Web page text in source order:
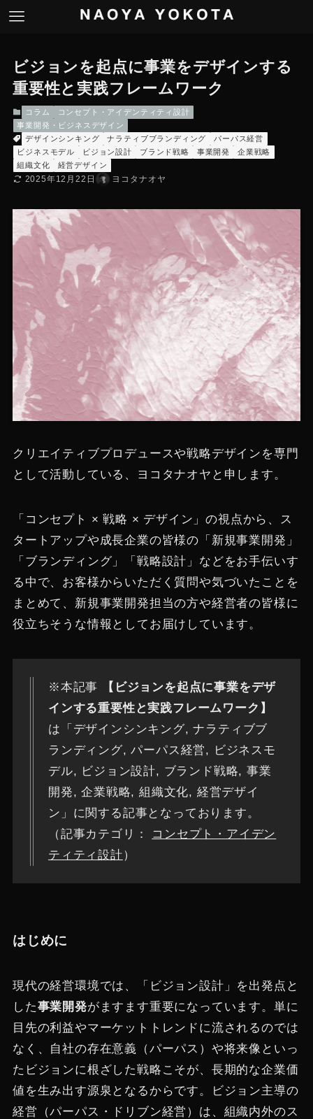
ビジョンを起点に事業をデザインする
重要性と実践フレームワーク
コラム
コンセプト・アイデンティティ設計
事業開発・ビジネスデザイン
デザインシンキング
ナラティブブランディング
パーパス経営
ビジネスモデル
ビジョン設計 ブランド戦略 事業開発
企業戦略
組織文化
経営デザイン
2025年12月22日 ヨコタナオヤ
クリエイティブプロデュースや戦略デザインを専門
として活動している、ヨコタナオヤと申します。
「コンセプト × 戦略 × デザイン」の視点から、ス
タートアップや成長企業の皆様の「新規事業開発」
「ブランディング」「戦略設計」などをお手伝いす
る中で、お客様からいただく質問や気づいたことを
まとめて、新規事業開発担当の方や経営者の皆様に
役立ちそうな情報としてお届けしています。
※本記事 【ビジョンを起点に事業をデザ
インする重要性と実践フレームワーク】
は「デザインシンキング, ナラティブブ
ランディング, パーパス経営, ビジネスモ
デル, ビジョン設計, ブランド戦略, 事業
開発, 企業戦略, 組織文化, 経営デザイ
ン」に関する記事となっております。
（記事カテゴリ： コンセプト・アイデン
ティティ設計）
はじめに
現代の経営環境では、「ビジョン設計」を出発点と
した事業開発がますます重要になっています。単に
目先の利益やマーケットトレンドに流されるのでは
なく、自社の存在意義（パーパス）や将来像といっ
たビジョンに根ざした戦略こそが、長期的な企業価
値を生み出す源泉となるからです。​ビジョン主導の
経営（パーパス・ドリブン経営）は、組織内外のス